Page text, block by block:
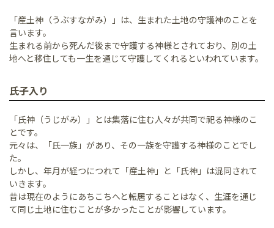
「産土神（うぶすながみ）」は、生まれた土地の守護神のことを
言います。
生まれる前から死んだ後まで守護する神様とされており、別の土
地へと移住しても一生を通じて守護してくれるといわれています。
氏子入り
「氏神（うじがみ）」とは集落に住む人々が共同で祀る神様のこ
とです。
元々は、「氏一族」があり、その一族を守護する神様のことでし
た。
しかし、年月が経つにつれて「産土神」と「氏神」は混同されて
いきます。
昔は現在のようにあちこちへと転居することはなく、生涯を通じ
て同じ土地に住むことが多かったことが影響しています。